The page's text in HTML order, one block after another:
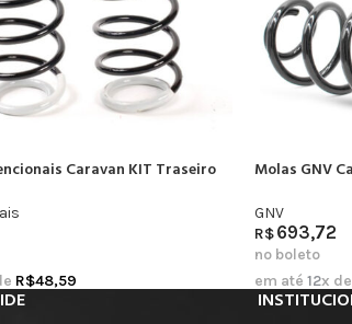
Caravan KIT Traseiro
R$48,59
Molas GNV
GNV
R$693,72
no boleto
em até 12x de